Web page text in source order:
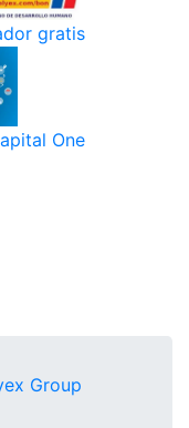
gratis
One
Group